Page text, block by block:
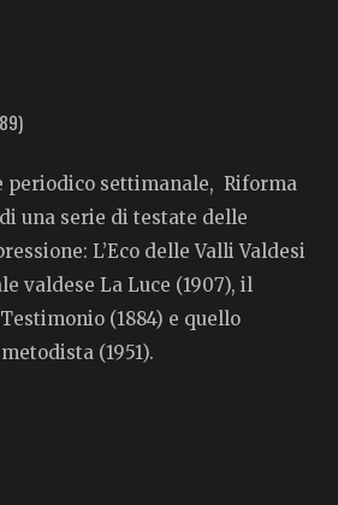
periodico settimanale, Riforma
una serie di testate delle
L’Eco delle Valli Valdesi
valdese La Luce (1907), il
(1884) e quello
(1951).